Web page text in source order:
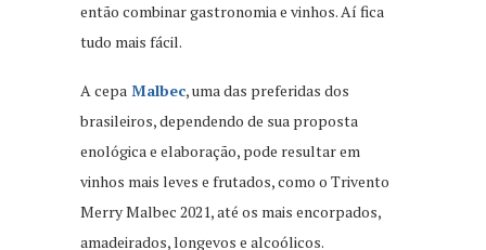
então combinar gastronomia e vinhos. Aí fica
tudo mais fácil.
A cepa Malbec, uma das preferidas dos
brasileiros, dependendo de sua proposta
enológica e elaboração, pode resultar em
vinhos mais leves e frutados, como o Trivento
Merry Malbec 2021, até os mais encorpados,
amadeirados, longevos e alcoólicos.